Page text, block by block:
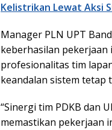
Kelistrikan Lewat Aksi
Manager PLN UPT
keberhasilan pekerjaan
profesionalitas tim
keandalan sistem tetap
“Sinergi tim PDKB dan
memastikan pekerjaan